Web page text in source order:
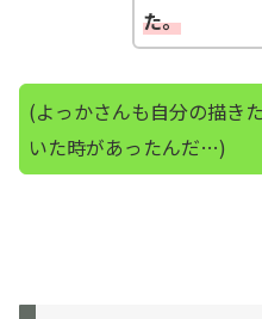
た。
(よっかさんも自分の描き
いた時があったんだ…)